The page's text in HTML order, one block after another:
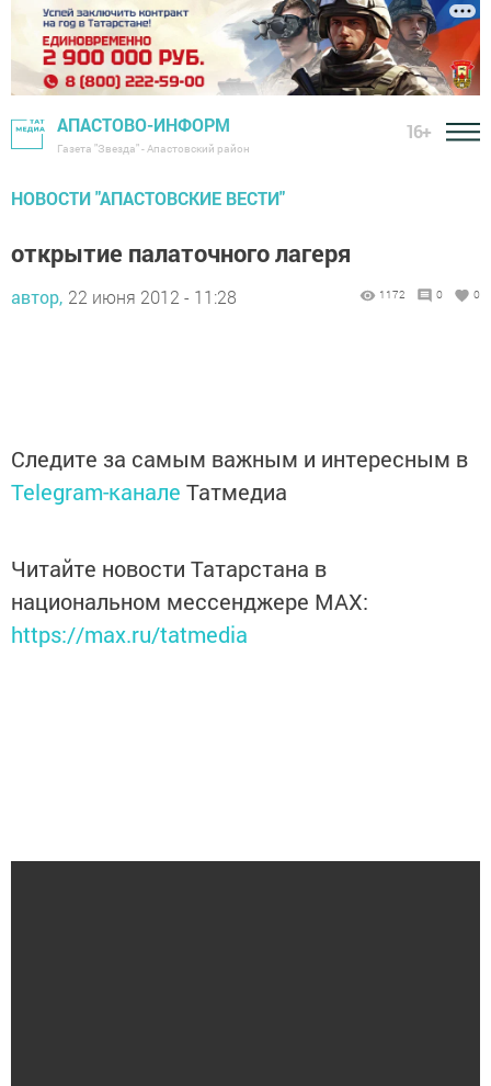
АПАСТОВО-ИНФОРМ
Газета "Звезда" - Апастовский район
16+
НОВОСТИ "АПАСТОВСКИЕ ВЕСТИ"
открытие палаточного лагеря
автор, 22 июня 2012 - 11:28 1172 0 0
Следите за самым важным и интересным в
Telegram-канале Татмедиа
Читайте новости Татарстана в
национальном мессенджере MАХ:
https://max.ru/tatmedia